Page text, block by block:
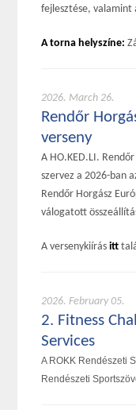
fejlesztése, valamint
A torna helyszíne:
2026. March 26.
Rendőr
verseny
A HO.KED.LI.
szervez a 2026-ban
Rendőr Horgász
válogatott
A versenykiírásitt
2026. February 05.
2. Fitness
Services
A ROKK Rendészeti
Rendészeti